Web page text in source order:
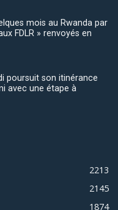
mois au Rwanda par
FDLR » renvoyés en
poursuit son itinérance
avec une étape à
2213
2145
1874